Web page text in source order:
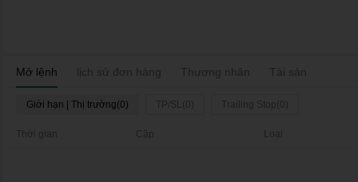
Mở lệnh lịch sử đơn hàng Thương nhân Tài sản
Giới hạn | Thị trường(0) TP/SL(0) Trailing Stop(0)
Thời gian Cặp Loại